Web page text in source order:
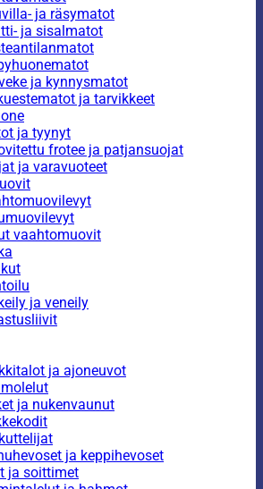
ja räsymatot
ja sisalmatot
ja kynnysmatot
ja tarvikkeet
ja tyynyt
frotee ja patjansuojat
ja varavuoteet
vaahtomuovit
ja veneily
ja ajoneuvot
ja nukenvaunut
ja keppihevoset
ja soittimet